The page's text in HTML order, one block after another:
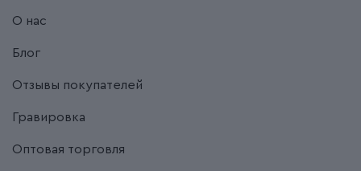
О нас
Блог
Отзывы покупателей
Гравировка
Оптовая торговля